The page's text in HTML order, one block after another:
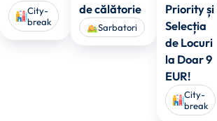
City-
break
de călătorie
Sarbatori
Priority și
Selecția
de Locuri
la Doar 9
EUR!
City-
break